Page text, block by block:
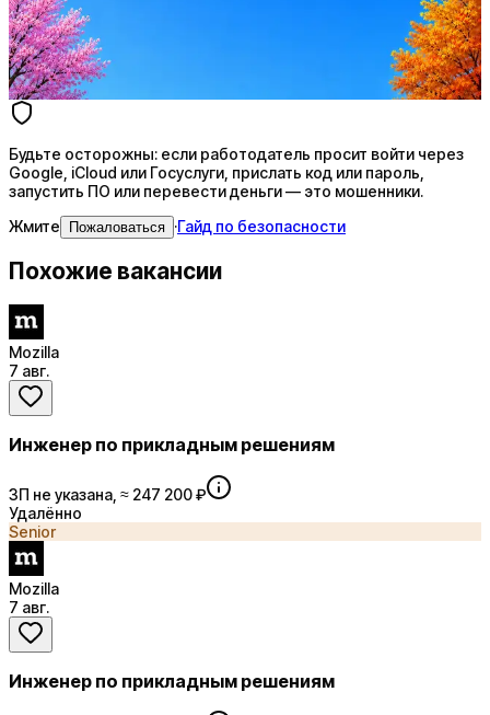
Будьте осторожны: если работодатель просит войти через
Google, iCloud или Госуслуги, прислать код или пароль,
запустить ПО или перевести деньги — это мошенники.
Жмите
Пожаловаться ·Гайд по безопасности
Похожие вакансии
Mozilla
7 авг.
Инженер по прикладным решениям
ЗП не указана, ≈ 247 200 ₽
Удалённо
Senior
Mozilla
7 авг.
Инженер по прикладным решениям